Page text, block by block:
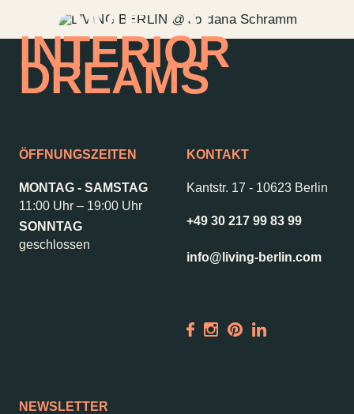
Kontakt
ALICE Rooftop &
Garden
HOME OF
INTERIOR
DREAMS
ÖFFNUNGSZEITEN
MONTAG - SAMSTAG
11:00 Uhr – 19:00 Uhr
SONNTAG
geschlossen
KONTAKT
Kantstr. 17 - 10623 Berlin
+49 30 217 99 83 99
info@living-berlin.com
NEWSLETTER